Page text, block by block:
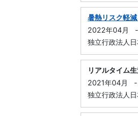
暑熱リスク軽
2022年04月
-
独立行政法人
リアルタイム
2021年04月
-
独立行政法人